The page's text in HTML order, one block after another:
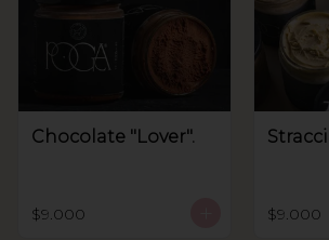
Chocolate "Lover".
$9.000 $9.000